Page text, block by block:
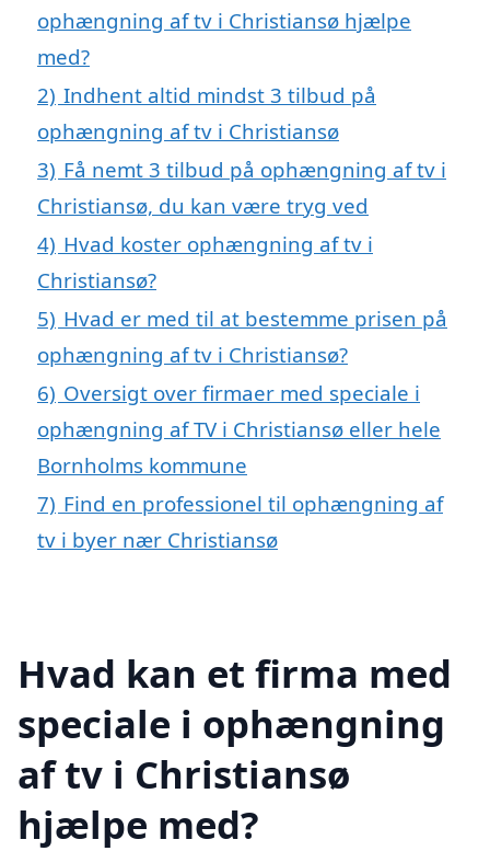
ophængning af tv i Christiansø hjælpe
med?
2) Indhent altid mindst 3 tilbud på
ophængning af tv i Christiansø
3) Få nemt 3 tilbud på ophængning af tv i
Christiansø, du kan være tryg ved
4) Hvad koster ophængning af tv i
Christiansø?
5) Hvad er med til at bestemme prisen på
ophængning af tv i Christiansø?
6) Oversigt over firmaer med speciale i
ophængning af TV i Christiansø eller hele
Bornholms kommune
7) Find en professionel til ophængning af
tv i byer nær Christiansø
Hvad kan et firma med
speciale i ophængning
af tv i Christiansø
hjælpe med?